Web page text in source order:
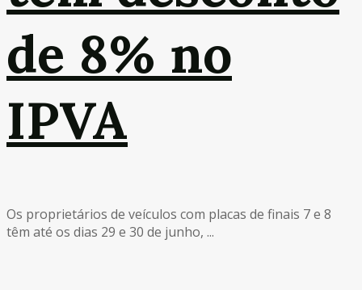
de 8% no
IPVA
Os proprietários de veículos com placas de finais 7 e 8
têm até os dias 29 e 30 de junho, ...